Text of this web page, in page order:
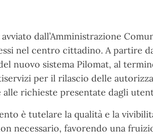
dall’Amministrazione
nel centro cittadino. A partire
nuovo sistema Pilomat, al
per il rilascio delle
alle richieste presentate dagli
è tutelare la qualità e la
necessario, favorendo una